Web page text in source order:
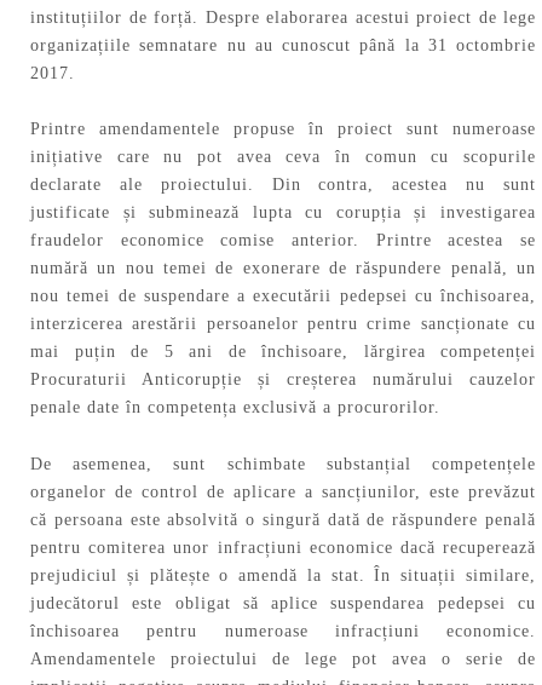
instituțiilor de forță. Despre elaborarea acestui proiect de lege
organizațiile semnatare nu au cunoscut până la 31 octombrie
2017.
Printre amendamentele propuse în proiect sunt numeroase
inițiative care nu pot avea ceva în comun cu scopurile
declarate ale proiectului. Din contra, acestea nu sunt
justificate și subminează lupta cu corupția și investigarea
fraudelor economice comise anterior. Printre acestea se
numără un nou temei de exonerare de răspundere penală, un
nou temei de suspendare a executării pedepsei cu închisoarea,
interzicerea arestării persoanelor pentru crime sancționate cu
mai puțin de 5 ani de închisoare, lărgirea competenței
Procuraturii Anticorupție și creșterea numărului cauzelor
penale date în competența exclusivă a procurorilor.
De asemenea, sunt schimbate substanțial competențele
organelor de control de aplicare a sancțiunilor, este prevăzut
că persoana este absolvită o singură dată de răspundere penală
pentru comiterea unor infracțiuni economice dacă recuperează
prejudiciul și plătește o amendă la stat. În situații similare,
judecătorul este obligat să aplice suspendarea pedepsei cu
închisoarea pentru numeroase infracțiuni economice.
Amendamentele proiectului de lege pot avea o serie de